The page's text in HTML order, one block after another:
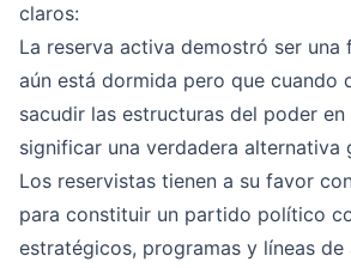
claros:
La reserva activa demostró ser
aún está dormida pero que cuando
sacudir las estructuras del poder
significar una verdadera alternativa
Los reservistas tienen a su favor
para constituir un partido político
estratégicos, programas y líneas de